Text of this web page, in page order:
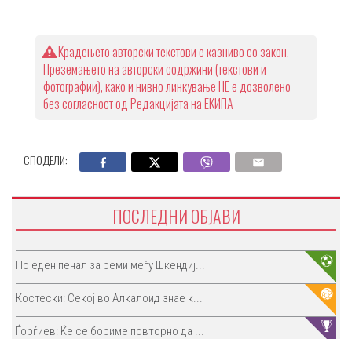
Крадењето авторски текстови е казниво со закон.
Преземањето на авторски содржини (текстови и
фотографии), како и нивно линкување НЕ е дозволено
без согласност од Редакцијата на ЕКИПА
СПОДЕЛИ:
ПОСЛЕДНИ ОБЈАВИ
По еден пенал за реми меѓу Шкендиј...
Костески: Секој во Алкалоид знае к...
Ѓорѓиев: Ќе се бориме повторно да ...